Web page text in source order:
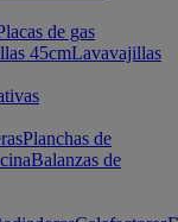
de gas
45cmLavavajillas
Planchas de
Balanzas de